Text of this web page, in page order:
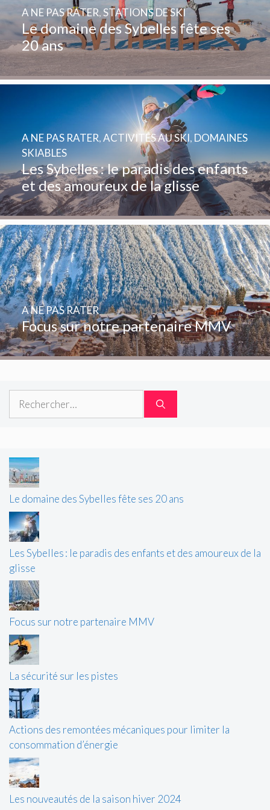
Le domaine des Sybelles fête ses
20 ans
A NE PAS RATER,STATIONS DE SKI
Les Sybelles : le paradis des enfants
et des amoureux de la glisse
A NE PAS RATER,ACTIVITÉS AU SKI, DOMAINES
SKIABLES
Focus sur notre partenaire MMV
A NE PAS RATER
Le domaine des Sybelles fête ses 20 ans
Les Sybelles : le paradis des enfants et des amoureux de la
glisse
Focus sur notre partenaire MMV
La sécurité sur les pistes
Actions des remontées mécaniques pour limiter la
consommation d’énergie
Les nouveautés de la saison hiver 2024